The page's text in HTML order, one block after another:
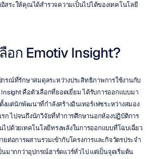
สระให้คุณได้สำรวจความเป็นไปได้ของเทคโนโลยี
อก Emotiv Insight?
รณ์ที่รักษาสมดุลระหว่างประสิทธิภาพการใช้งานกับ
Insight คือตัวเลือกที่ยอดเยี่ยม ได้รับการออกแบบมา
งแต่นักพัฒนาที่กำลังสร้างอินเทอร์เฟซระหว่างสมอง
รก ไปจนถึงนักวิจัยที่ทำการศึกษานอกห้องปฏิบัติการ
ปด้วยเทคโนโลยีทรงพลังในการออกแบบที่โฉบเฉี่ยว
ยต่อการผสานรวมเข้ากับโครงการและกิจวัตรประจำ
ากกว่าอุปกรณ์ฮาร์ดแวร์ทั่วไป แต่เป็นจุดเริ่มต้น